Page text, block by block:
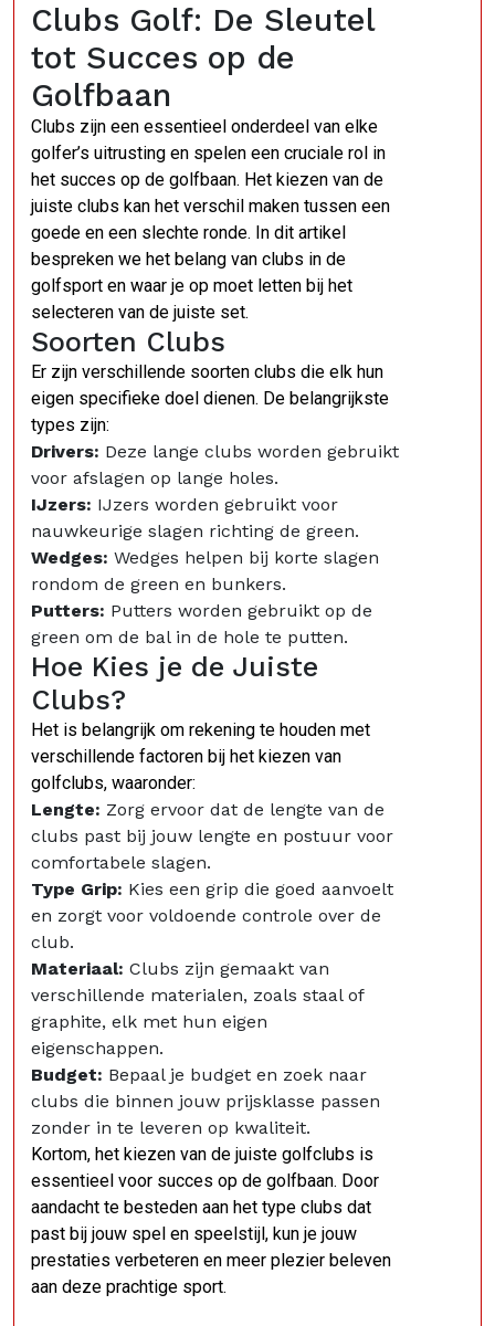
Clubs Golf: De Sleutel
tot Succes op de
Golfbaan
Clubs zijn een essentieel onderdeel van elke
golfer’s uitrusting en spelen een cruciale rol in
het succes op de golfbaan. Het kiezen van de
juiste clubs kan het verschil maken tussen een
goede en een slechte ronde. In dit artikel
bespreken we het belang van clubs in de
golfsport en waar je op moet letten bij het
selecteren van de juiste set.
Soorten Clubs
Er zijn verschillende soorten clubs die elk hun
eigen specifieke doel dienen. De belangrijkste
types zijn:
Drivers: Deze lange clubs worden gebruikt
voor afslagen op lange holes.
IJzers: IJzers worden gebruikt voor
nauwkeurige slagen richting de green.
Wedges: Wedges helpen bij korte slagen
rondom de green en bunkers.
Putters: Putters worden gebruikt op de
green om de bal in de hole te putten.
Hoe Kies je de Juiste
Clubs?
Het is belangrijk om rekening te houden met
verschillende factoren bij het kiezen van
golfclubs, waaronder:
Lengte: Zorg ervoor dat de lengte van de
clubs past bij jouw lengte en postuur voor
comfortabele slagen.
Type Grip: Kies een grip die goed aanvoelt
en zorgt voor voldoende controle over de
club.
Materiaal: Clubs zijn gemaakt van
verschillende materialen, zoals staal of
graphite, elk met hun eigen
eigenschappen.
Budget: Bepaal je budget en zoek naar
clubs die binnen jouw prijsklasse passen
zonder in te leveren op kwaliteit.
Kortom, het kiezen van de juiste golfclubs is
essentieel voor succes op de golfbaan. Door
aandacht te besteden aan het type clubs dat
past bij jouw spel en speelstijl, kun je jouw
prestaties verbeteren en meer plezier beleven
aan deze prachtige sport.